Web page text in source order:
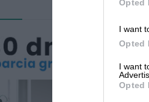
Opted
I want
Opted
I want
Opted